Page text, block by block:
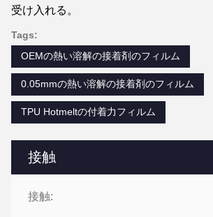
接触
接触:
受け入れる。
Tags:
OEMの熱い溶解の接着剤のフィルム
0.05mmの熱い溶解の接着剤のフィルム
TPU Hotmeltの付着力フィルム